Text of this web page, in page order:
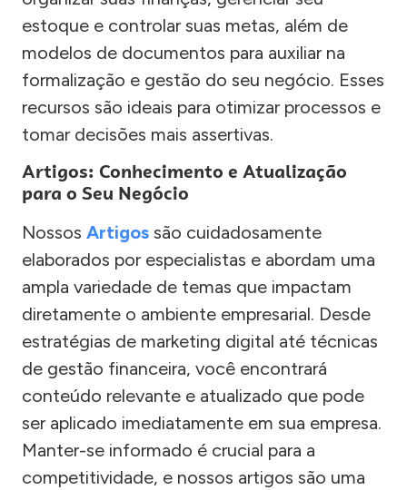
estoque e controlar suas metas, além de
modelos de documentos para auxiliar na
formalização e gestão do seu negócio. Esses
recursos são ideais para otimizar processos e
tomar decisões mais assertivas.
Artigos: Conhecimento e Atualização
para o Seu Negócio
Nossos Artigos são cuidadosamente
elaborados por especialistas e abordam uma
ampla variedade de temas que impactam
diretamente o ambiente empresarial. Desde
estratégias de marketing digital até técnicas
de gestão financeira, você encontrará
conteúdo relevante e atualizado que pode
ser aplicado imediatamente em sua empresa.
Manter-se informado é crucial para a
competitividade, e nossos artigos são uma